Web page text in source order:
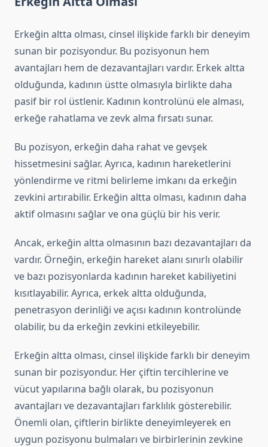
Erkeğin altta olması, cinsel ilişkide farklı bir deneyim
sunan bir pozisyondur. Bu pozisyonun hem
avantajları hem de dezavantajları vardır. Erkek altta
olduğunda, kadının üstte olmasıyla birlikte daha
pasif bir rol üstlenir. Kadının kontrolünü ele alması,
erkeğe rahatlama ve zevk alma fırsatı sunar.
Bu pozisyon, erkeğin daha rahat ve gevşek
hissetmesini sağlar. Ayrıca, kadının hareketlerini
yönlendirme ve ritmi belirleme imkanı da erkeğin
zevkini artırabilir. Erkeğin altta olması, kadının daha
aktif olmasını sağlar ve ona güçlü bir his verir.
Ancak, erkeğin altta olmasının bazı dezavantajları da
vardır. Örneğin, erkeğin hareket alanı sınırlı olabilir
ve bazı pozisyonlarda kadının hareket kabiliyetini
kısıtlayabilir. Ayrıca, erkek altta olduğunda,
penetrasyon derinliği ve açısı kadının kontrolünde
olabilir, bu da erkeğin zevkini etkileyebilir.
Erkeğin altta olması, cinsel ilişkide farklı bir deneyim
sunan bir pozisyondur. Her çiftin tercihlerine ve
vücut yapılarına bağlı olarak, bu pozisyonun
avantajları ve dezavantajları farklılık gösterebilir.
Önemli olan, çiftlerin birlikte deneyimleyerek en
uygun pozisyonu bulmaları ve birbirlerinin zevkine